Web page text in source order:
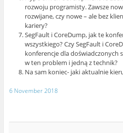
rozwoju programisty. Zawsze
rozwijane, czy nowe – ale bez
kariery?
SegFault i CoreDump, jak te
wszystkiego? Czy SegFault i
konferencje dla doświadczonych
w ten problem i jedną z technik?
Na sam koniec- jaki aktualnie
6 November 2018